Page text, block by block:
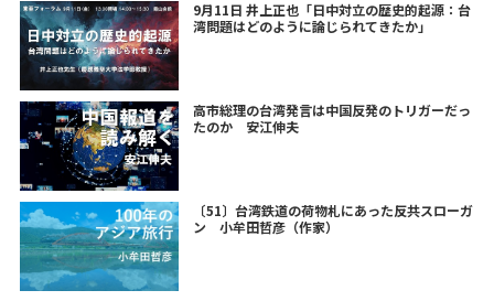
9月11日 井上正也「日中対立の歴史的起源：台
湾問題はどのように論じられてきたか」
高市総理の台湾発言は中国反発のトリガーだっ
たのか 安江伸夫
〔51〕台湾鉄道の荷物札にあった反共スローガ
ン 小牟田哲彦（作家）